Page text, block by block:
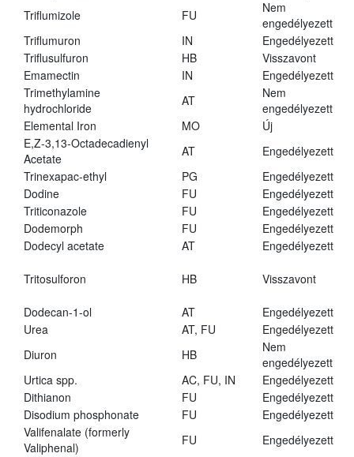
Triflumizole
FU
Nem
engedélyezett
Triflumuron
IN
Engedélyezett
Triflusulfuron
HB
Visszavont
Emamectin
IN
Engedélyezett
Trimethylamine
hydrochloride
AT
Nem
engedélyezett
Elemental Iron
MO
Új
E,Z-3,13-Octadecadienyl
Acetate
AT
Engedélyezett
Trinexapac-ethyl
PG
Engedélyezett
Dodine
FU
Engedélyezett
Triticonazole
FU
Engedélyezett
Dodemorph
FU
Engedélyezett
Dodecyl acetate
AT Engedélyezett
Tritosulforon HB Visszavont
Dodecan-1-ol AT
Engedélyezett
Urea
AT, FU
Engedélyezett
Diuron
HB
Nem
engedélyezett
Urtica spp.
AC, FU, IN
Engedélyezett
Dithianon
FU
Engedélyezett
Disodium phosphonate
FU
Engedélyezett
Valifenalate (formerly
Valiphenal)
FU Engedélyezett